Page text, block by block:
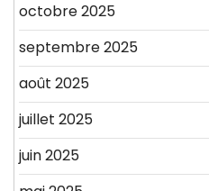
octobre 2025
septembre 2025
août 2025
juillet 2025
juin 2025